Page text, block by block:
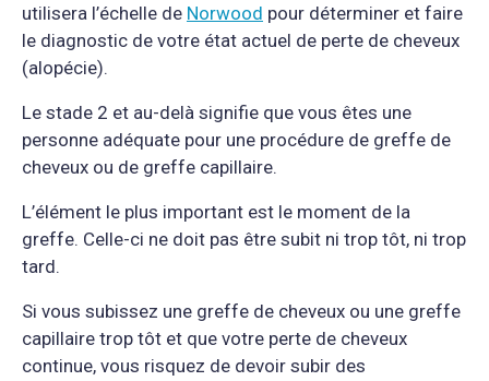
utilisera l’échelle de Norwood pour déterminer et faire
le diagnostic de votre état actuel de perte de cheveux
(alopécie).
Le stade 2 et au-delà signifie que vous êtes une
personne adéquate pour une procédure de greffe de
cheveux ou de greffe capillaire.
L’élément le plus important est le moment de la
greffe. Celle-ci ne doit pas être subit ni trop tôt, ni trop
tard.
Si vous subissez une greffe de cheveux ou une greffe
capillaire trop tôt et que votre perte de cheveux
continue, vous risquez de devoir subir des